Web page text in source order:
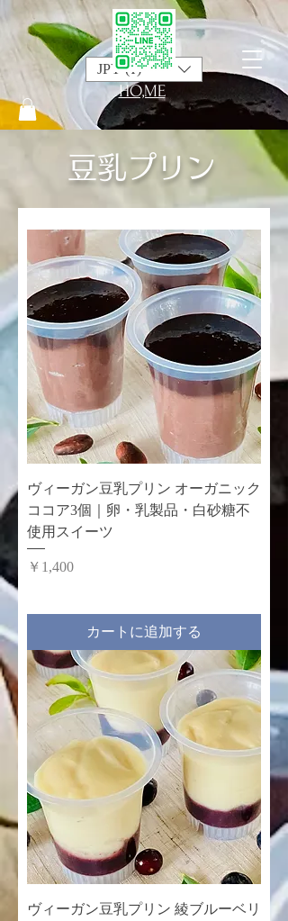
HO,ME
JPY (¥)
豆乳プリン
ヴィーガン豆乳プリン オーガニック
ココア3個｜卵・乳製品・白砂糖不
使用スイーツ
価格
￥1,400
カートに追加する
ヴィーガン豆乳プリン 綾ブルーベリ